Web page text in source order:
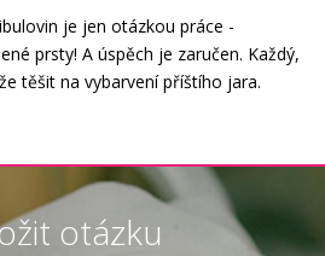
je jen otázkou práce -
prsty! A úspěch je zaručen. Každý,
těšit na vybarvení příštího jara.
otázku